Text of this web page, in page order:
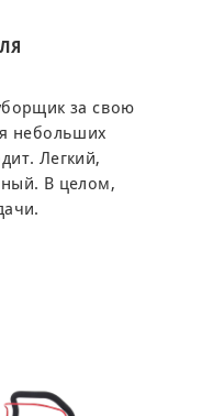
за свою
небольших
Легкий,
В целом,